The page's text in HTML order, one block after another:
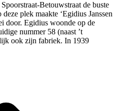
Betouwstraat de buste
plek maakte ‘Egidius Janssen
door. Egidius woonde op de
nummer 58 (naast ’t
ook zijn fabriek. In 1939